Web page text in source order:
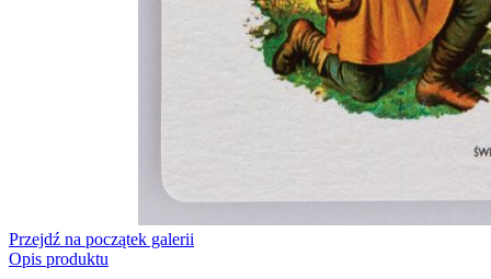
Przejdź na początek galerii
Opis produktu